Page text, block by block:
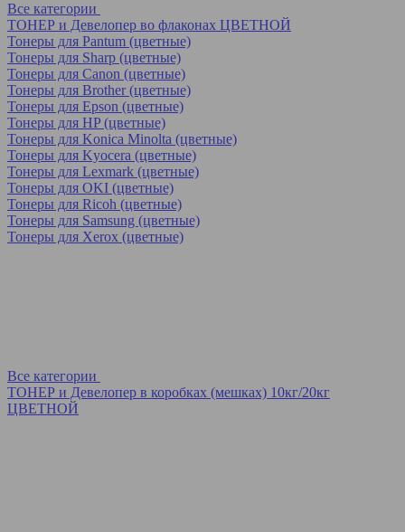
Все категории
ТОНЕР и Девелопер во флаконах ЦВЕТНОЙ
Тонеры для Pantum (цветные)
Тонеры для Sharp (цветные)
Тонеры для Canon (цветные)
Тонеры для Brother (цветные)
Тонеры для Epson (цветные)
Тонеры для HP (цветные)
Тонеры для Konica Minolta (цветные)
Тонеры для Kyocera (цветные)
Тонеры для Lexmark (цветные)
Тонеры для OKI (цветные)
Тонеры для Ricoh (цветные)
Тонеры для Samsung (цветные)
Тонеры для Xerox (цветные)
Все категории
ТОНЕР и Девелопер в коробках (мешках) 10кг/20кг
ЦВЕТНОЙ